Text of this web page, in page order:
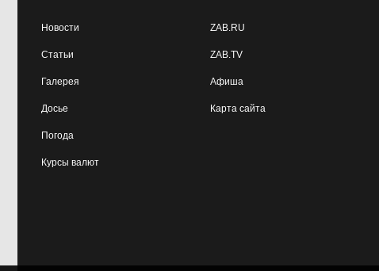
Новости
Статьи
Галерея
Досье
Погода
Курсы валют
ZAB.RU
ZAB.TV
Афиша
Карта сайта